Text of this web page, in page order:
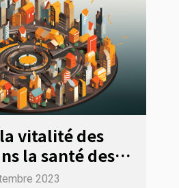
vitalité des
la santé des
2023